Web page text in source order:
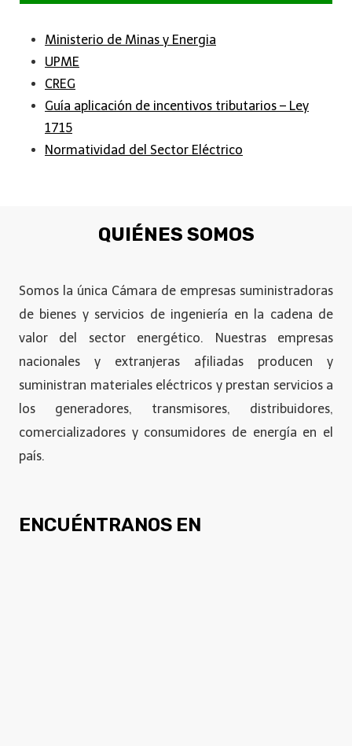
Ministerio de Minas y Energia
UPME
CREG
Guía aplicación de incentivos tributarios – Ley
1715
Normatividad del Sector Eléctrico
QUIÉNES SOMOS
Somos la única Cámara de empresas suministradoras
de bienes y servicios de ingeniería en la cadena de
valor del sector energético. Nuestras empresas
nacionales y extranjeras afiliadas producen y
suministran materiales eléctricos y prestan servicios a
los generadores, transmisores, distribuidores,
comercializadores y consumidores de energía en el
país.
ENCUÉNTRANOS EN